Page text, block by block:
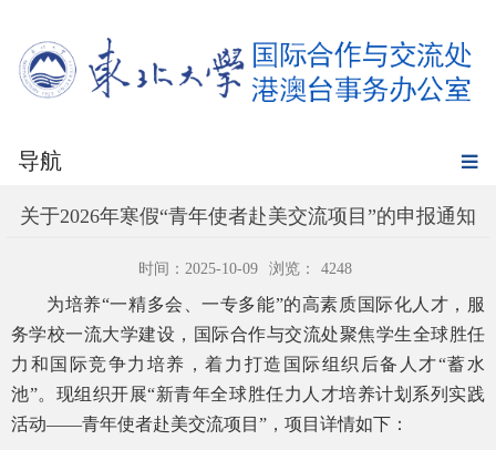
导航
关于2026年寒假“青年使者赴美交流项目”的申报通知
时间：2025-10-09 浏览： 4248
为培养“一精多会、一专多能”的高素质国际化人才，服
务学校一流大学建设，国际合作与交流处聚焦学生全球胜任
力和国际竞争力培养，着力打造国际组织后备人才“蓄水
池”。现组织开展“新青年全球胜任力人才培养计划系列实践
活动——青年使者赴美交流项目”，项目详情如下：